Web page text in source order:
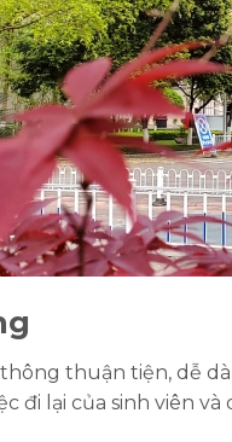
thuận tiện, dễ
đi lại của sinh viên